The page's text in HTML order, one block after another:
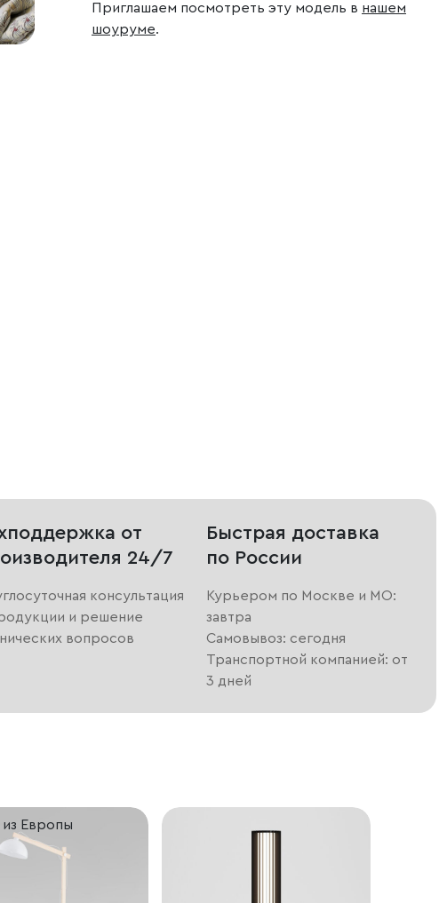
Приглашаем посмотреть эту модель в нашем
шоуруме.
от
24/7
консультация
и решение
вопросов
Быстрая доставка
по России
Курьером по Москве и МО:
завтра
Самовывоз: сегодня
Транспортной компанией: от
3 дней
Европы